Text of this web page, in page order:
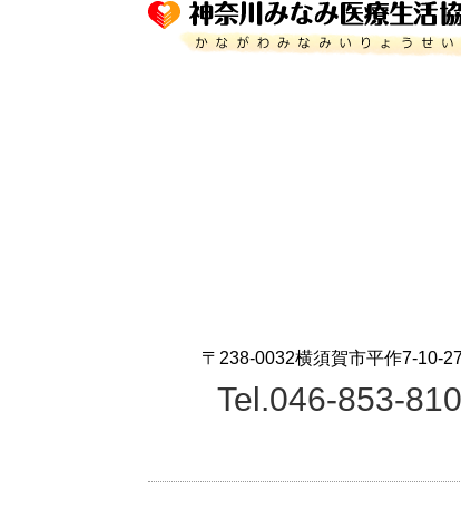
〒238-0032横須賀市平作7-10-
Tel.046-853-